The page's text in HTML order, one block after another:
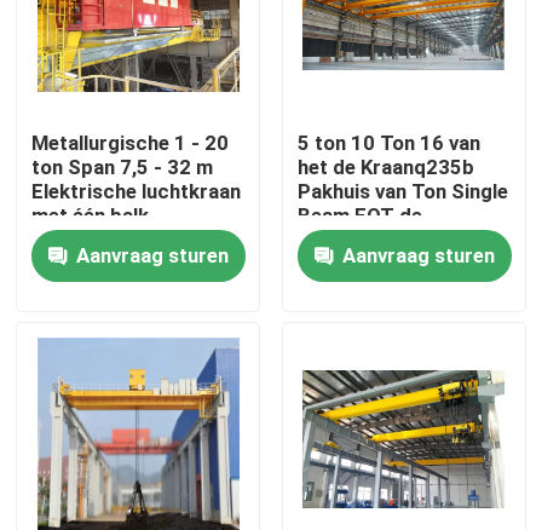
Fabrieksreis
Kwaliteitscontrole
Contacteer ons
Bovenloopkraan
Dubbele Balk Luchtkraan
Enkele ligger bovenloopkraan
De dubbele Kraan van de Balkbrug
Metallurgische 1 - 20
ton Span 7,5 - 32 m
Elektrische luchtkraan
met één balk
Aanvraag sturen
5 ton 10 Ton 16 van
het de Kraanq235b
Pakhuis van Ton Single
Beam EOT de
Brugkraan
Aanvraag sturen